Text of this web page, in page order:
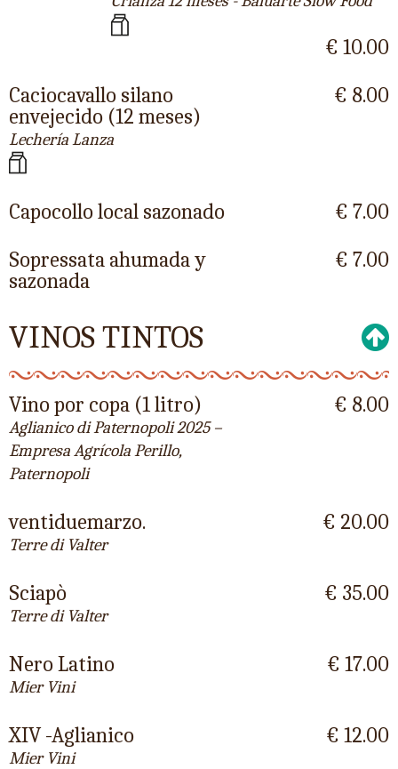
€ 10.00
Caciocavallo silano
envejecido (12 meses)
Lechería Lanza
€ 8.00
Capocollo local sazonado
€ 7.00
Sopressata ahumada y
sazonada
€ 7.00
VINOS TINTOS
Vino por copa (1 litro)
Aglianico di Paternopoli 2025 –
Empresa Agrícola Perillo,
Paternopoli
€ 8.00
ventiduemarzo.
Terre di Valter
€ 20.00
Sciapò
Terre di Valter
€ 35.00
Nero Latino
Mier Vini
€ 17.00
XIV -Aglianico
Mier Vini
€ 12.00